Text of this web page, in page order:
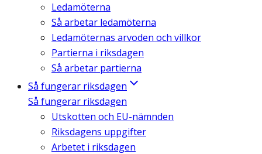
Ledamöterna
Så arbetar ledamöterna
Ledamöternas arvoden och villkor
Partierna i riksdagen
Så arbetar partierna
Så fungerar riksdagen
Så fungerar riksdagen
Utskotten och EU-nämnden
Riksdagens uppgifter
Arbetet i riksdagen